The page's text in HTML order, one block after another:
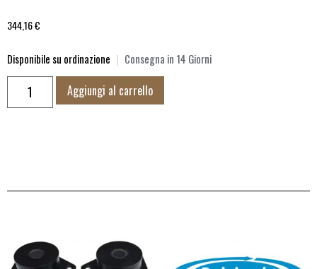
344,16€
Disponibile su ordinazione | Consegna in 14 Giorni
Aggiungi al carrello